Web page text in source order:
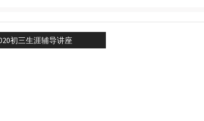
初三生涯辅导讲座